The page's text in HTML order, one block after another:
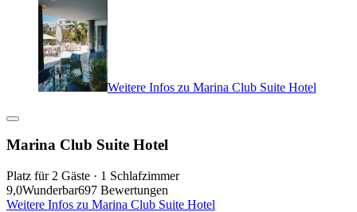
Weitere Infos zu Marina Club Suite Hotel
Marina Club Suite Hotel
Platz für 2 Gäste · 1 Schlafzimmer
9,0Wunderbar697 Bewertungen
Weitere Infos zu Marina Club Suite Hotel